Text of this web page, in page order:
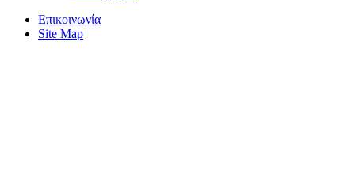
Επικοινωνία
Site Map